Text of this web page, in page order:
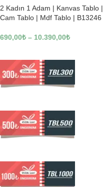
2 Kadın 1 Adam | Kanvas Tablo |
Cam Tablo | Mdf Tablo | B13246
690,00₺ – 10.390,00₺